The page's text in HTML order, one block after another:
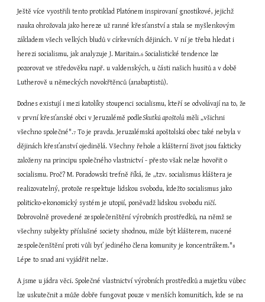
Ještě více vyostřili tento protiklad Platónem inspirovaní gnostikové, jejichž
nauka ohrožovala jako hereze už ranné křesťanství a stala se myšlenkovým
základem všech velkých bludů v církevních dějinách. V ní je třeba hledat i
herezi socialismu, jak analyzuje J. Maritain.6 Socialistické tendence lze
pozorovat ve středověku např. u valdenských, u části našich husitů a v době
Lutherově u německých novokřtěnců (anabaptistů).
Dodnes existují i mezi katolíky stoupenci socialismu, kteří se odvolávají na to, že
v první křesťanské obci v Jeruzalémě podleSkutků apoštolů měli „všichni
všechno společné".7 To je pravda. Jeruzalémská apoštolská obec také nebyla v
dějinách křesťanství ojedinělá. Všechny řehole a klášterní život jsou fakticky
založeny na principu společného vlastnictví - přesto však nelze hovořit o
socialismu. Proč? M. Poradowski trefně říká, že „tzv. socialismus kláštera je
realizovatelný, protože respektuje lidskou svobodu, kdežto socialismus jako
politicko-ekonomický systém je utopií, poněvadž lidskou svobodu ničí.
Dobrovolně provedené zespolečenštění výrobních prostředků, na němž se
všechny subjekty příslušné society shodnou, může být klášterem, nucené
zespolečenštění proti vůli byť jediného člena komunity je koncentrákem."8
Lépe to snad ani vyjádřit nelze.
A jsme u jádra věci. Společné vlastnictví výrobních prostředků a majetku vůbec
lze uskutečnit a může dobře fungovat pouze v menších komunitách, kde se na